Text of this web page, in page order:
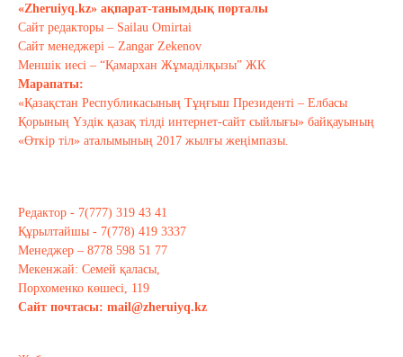
Қазан 10, 2020
Тағы оқу
«Zheruiyq.kz» ақпарат-танымдық порталы
Сайт редакторы – Sailau Omirtai
Сайт менеджері – Zangar Zekenov
Меншік иесі – “Қамархан Жұмаділқызы” ЖК
Марапаты:
«Қазақстан Республикасының Тұңғыш Президенті – Елбасы
Қорының Үздік қазақ тілді интернет-сайт сыйлығы» байқауының
«Өткір тіл» аталымының 2017 жылғы жеңімпазы.
Редактор - 7(777) 319 43 41
Құрылтайшы - 7(778) 419 3337
Менеджер – 8778 598 51 77
Мекенжай: Семей қаласы,
Порхоменко көшесі, 119
Сайт почтасы: mail@zheruiyq.kz